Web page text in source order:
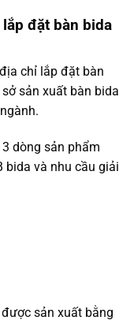
đặt bàn bida
chỉ lắp đặt bàn
sản xuất bàn bida
3 dòng sản phẩm
bida và nhu cầu giải
sản xuất bằng